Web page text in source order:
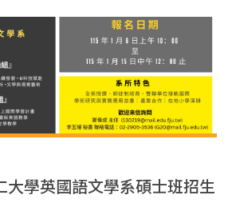
大學英國語文學系碩士班招生